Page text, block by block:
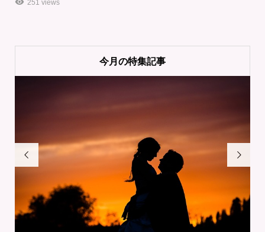
251 views
今月の特集記事
 